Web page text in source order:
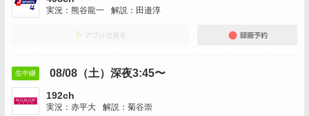
実況：熊谷龍一 解説：田邉淳
生中継 08/08（土）深夜3:45〜
192ch
実況：赤平大 解説：菊谷崇